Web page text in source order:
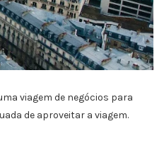
viagem de negócios para
de aproveitar a viagem.